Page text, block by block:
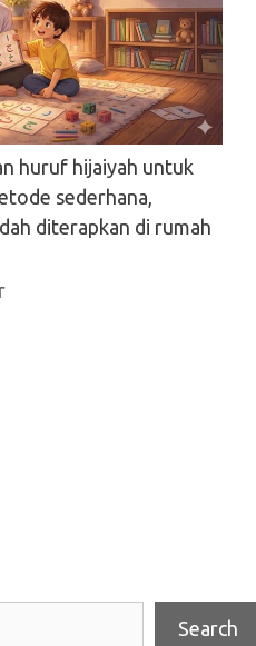
huruf hijaiyah untuk
sederhana,
diterapkan di rumah
Search